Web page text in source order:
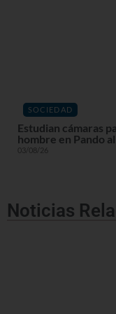
SOCIEDAD
Estudian cámaras
hombre en Pando
03/08/26
Noticias